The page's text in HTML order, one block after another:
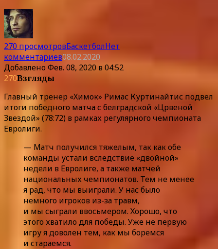
270 просмотровБаскетболНет
комментариев08.02.2020
ДобавленоФев. 08, 2020 в 04:52
270Взгляды
Главный тренер «Химок» Римас Куртинайтис подвел
итоги победного матча с белградской «Црвеной
Звездой» (78:72) в рамках регулярного чемпионата
Евролиги.
— Матч получился тяжелым, так как обе
команды устали вследствие «двойной»
недели в Евролиге, а также матчей
национальных чемпионатов. Тем не менее
я рад, что мы выиграли. У нас было
немного игроков из-за травм,
и мы сыграли ввосьмером. Хорошо, что
этого хватило для победы. Уже не первую
игру я доволен тем, как мы боремся
и стараемся.